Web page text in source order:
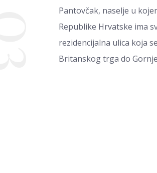
Pantovčak, naselje u
Republike Hrvatske ima
rezidencijalna ulica koja
Britanskog trga do